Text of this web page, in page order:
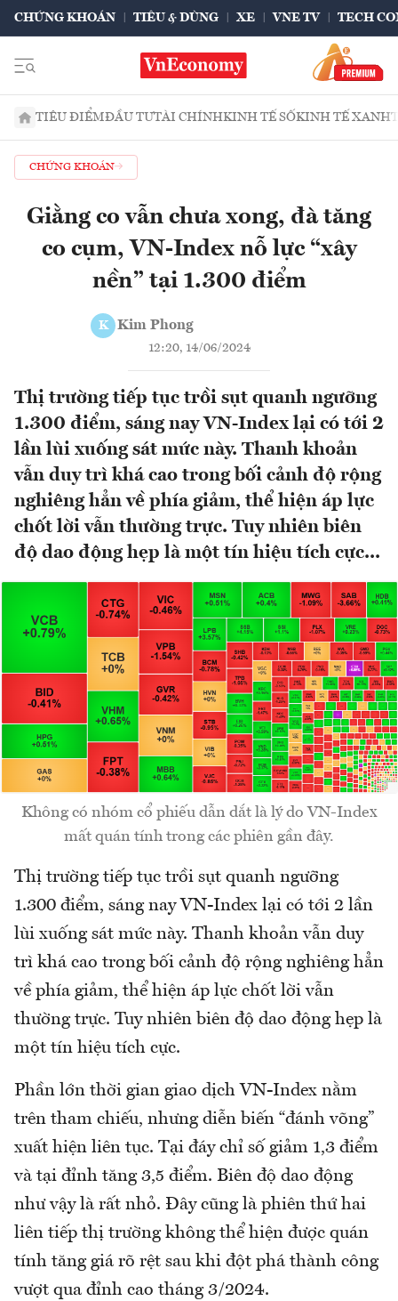
CHỨNG KHOÁN TIÊU & DÙNG XE VNE TV TECH
TIÊU ĐIỂMĐẦU TƯTÀI CHÍNHKINH TẾ SỐKINH TẾ XANH
CHỨNG KHOÁN
Giằng co vẫn chưa xong, đà tăng
co cụm, VN-Index nỗ lực “xây
nền” tại 1.300 điểm
K Kim Phong
12:20, 14/06/2024
Thị trường tiếp tục trồi sụt quanh ngưỡng
1.300 điểm, sáng nay VN-Index lại có tới 2
lần lùi xuống sát mức này. Thanh khoản
vẫn duy trì khá cao trong bối cảnh độ rộng
nghiêng hẳn về phía giảm, thể hiện áp lực
chốt lời vẫn thường trực. Tuy nhiên biên
độ dao động hẹp là một tín hiệu tích cực...
Không có nhóm cổ phiếu dẫn dắt là lý do VN-Index
mất quán tính trong các phiên gần đây.
Thị trường tiếp tục trồi sụt quanh ngưỡng
1.300 điểm, sáng nay VN-Index lại có tới 2 lần
lùi xuống sát mức này. Thanh khoản vẫn duy
trì khá cao trong bối cảnh độ rộng nghiêng hẳn
về phía giảm, thể hiện áp lực chốt lời vẫn
thường trực. Tuy nhiên biên độ dao động hẹp là
một tín hiệu tích cực.
Phần lớn thời gian giao dịch VN-Index nằm
trên tham chiếu, nhưng diễn biến “đánh võng”
xuất hiện liên tục. Tại đáy chỉ số giảm 1,3 điểm
và tại đỉnh tăng 3,5 điểm. Biên độ dao động
như vậy là rất nhỏ. Đây cũng là phiên thứ hai
liên tiếp thị trường không thể hiện được quán
tính tăng giá rõ rệt sau khi đột phá thành công
vượt qua đỉnh cao tháng 3/2024.